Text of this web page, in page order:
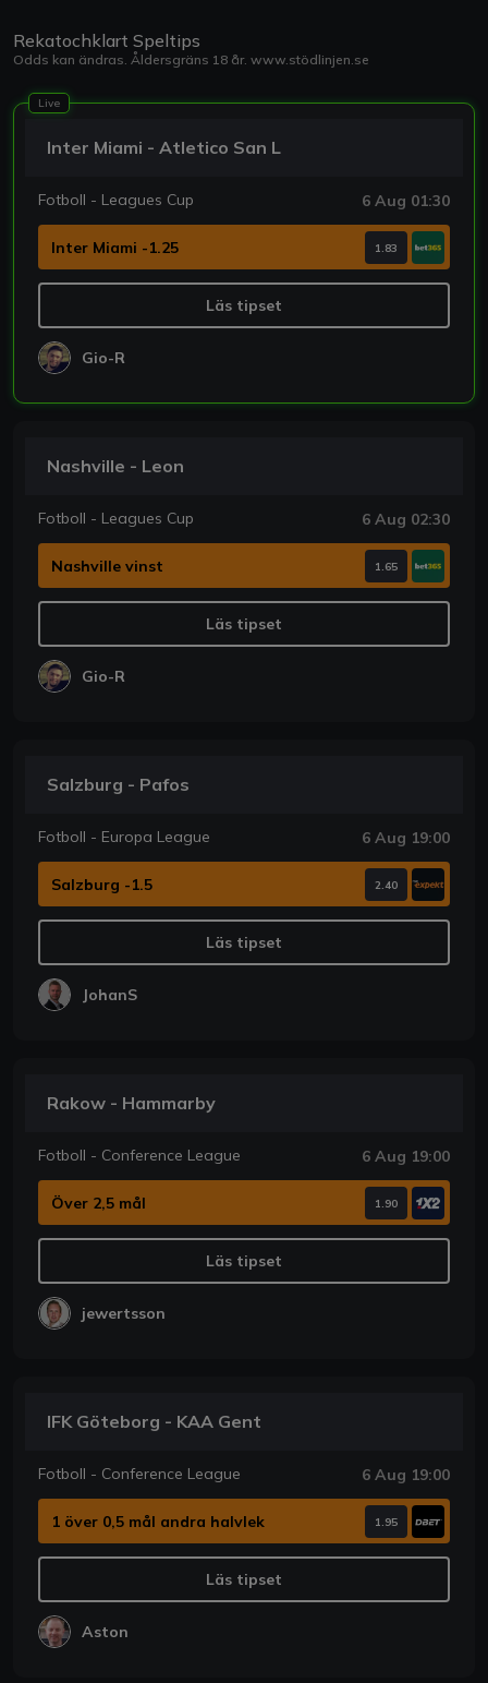
Rekatochklart Speltips
Odds kan ändras. Åldersgräns 18 år. www.stödlinjen.se
Live
Inter Miami - Atletico San L
Fotboll - Leagues Cup 6 Aug 01:30
Inter Miami -1.25 1.83
Läs tipset
Gio-R
Nashville - Leon
Fotboll - Leagues Cup 6 Aug 02:30
Nashville vinst 1.65
Läs tipset
Gio-R
Salzburg - Pafos
Fotboll - Europa League 6 Aug 19:00
Salzburg -1.5 2.40
Läs tipset
JohanS
Rakow - Hammarby
Fotboll - Conference League 6 Aug 19:00
Över 2,5 mål 1.90
Läs tipset
jewertsson
IFK Göteborg - KAA Gent
Fotboll - Conference League 6 Aug 19:00
1 över 0,5 mål andra halvlek 1.95
Läs tipset
Aston